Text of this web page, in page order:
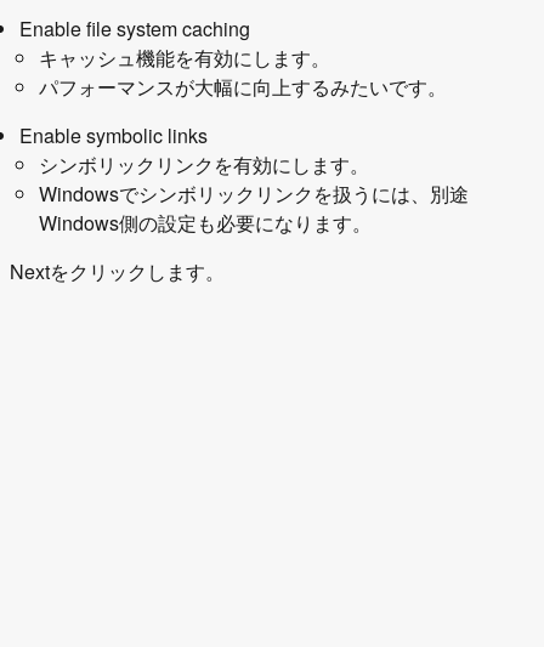
Enable file system caching
キャッシュ機能を有効にします。
パフォーマンスが大幅に向上するみたいです。
Enable symbolic links
シンボリックリンクを有効にします。
Windowsでシンボリックリンクを扱うには、別途
Windows側の設定も必要になります。
Nextをクリックします。